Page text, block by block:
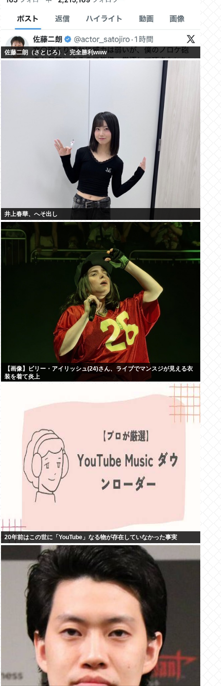
佐藤二朗（さとじろ）、完全勝利www
井上春華、へそ出し
【画像】ビリー・アイリッシュ(24)さん、ライブでマンスジが見える衣
装を着て炎上
20年前はこの世に「YouTube」なる物が存在していなかった事実